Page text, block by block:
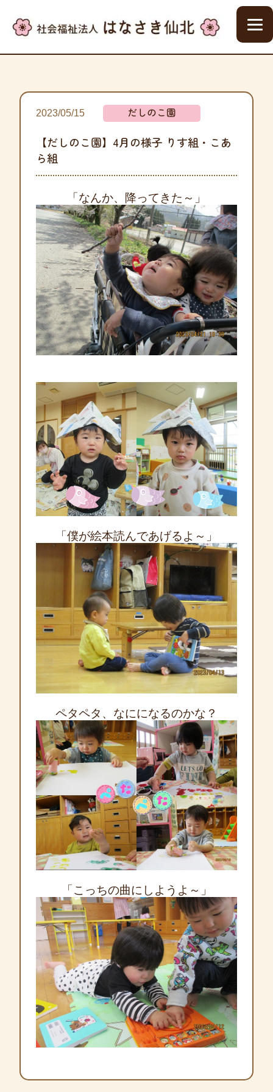
2023/05/15 だしのこ園
【だしのこ園】4月の様子 りす組・こあ
ら組
「なんか、降ってきた～」
「僕が絵本読んであげるよ～」
ペタペタ、なにになるのかな？
「こっちの曲にしようよ～」